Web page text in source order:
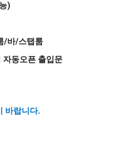
)
/바/스탭룸
동오픈 출입문
바랍니다.